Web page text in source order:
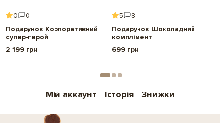
0
0
Подарунок Корпоративний
супер-герой
2 199 грн
5
8
Подарунок Шоколадний
комплімент
699 грн
Мій аккаунт Історія Знижки